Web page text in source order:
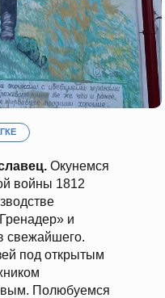
Окунемся
войны 1812
и
свежайшего.
под открытым
Полюбуемся